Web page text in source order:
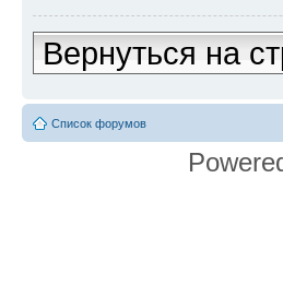
Вернуться на
Список форумов